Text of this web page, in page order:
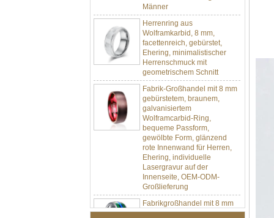
Herrenring aus
Wolframkarbid, 8 mm,
facettenreich, gebürstet,
Ehering, minimalistischer
Herrenschmuck mit
geometrischem Schnitt
Fabrik-Großhandel mit 8 mm
gebürstetem, braunem,
galvanisiertem
Wolframcarbid-Ring,
bequeme Passform,
gewölbte Form, glänzend
rote Innenwand für Herren,
Ehering, individuelle
Lasergravur auf der
Innenseite, OEM-ODM-
Großlieferung
Fabrikgroßhandel mit 8 mm
poliertem Silber-
Wolframkarbid-Ring,